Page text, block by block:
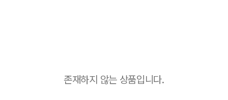
존재하지 않는 상품입니다.